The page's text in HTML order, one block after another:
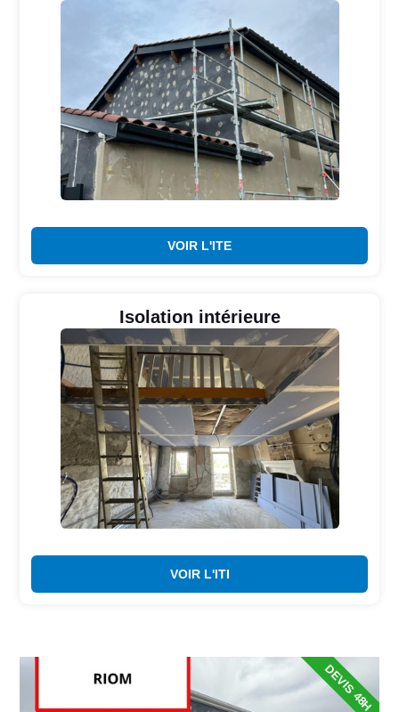
VOIR L'ITE
Isolation intérieure
VOIR L'ITI
DEVIS 48H